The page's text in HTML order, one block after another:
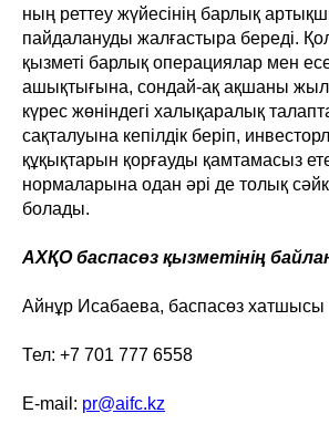
ның реттеу жүйесінің барлық
пайдалануды жалғастыра береді.
қызметі барлық операциялар мен
ашықтығына, сондай-ақ ақшаны
күрес жөніндегі халықаралық
сақталуына кепілдік беріп,
құқықтарын қорғауды қамтамасыз
нормаларына одан әрі де толық
болады.
АХҚО баспасөз қызметінің
Айнұр Исабаева, баспасөз хатшысы
Тел: +7 701 777 6558
E-mail: pr@aifc.kz